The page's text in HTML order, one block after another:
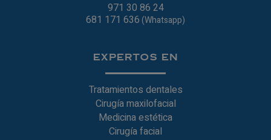
971 30 86 24
681 171 636(Whatsapp)
EXPERTOS EN
Tratamientos dentales
Cirugía maxilofacial
Medicina estética
Cirugía facial